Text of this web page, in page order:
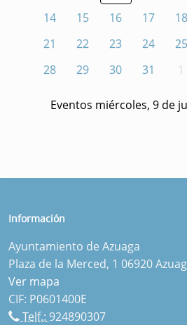
14
15 16 17 18
21
22 23 24 25
28
29 30 31 1
Eventos miércoles, 9 de
Información
Ayuntamiento de Azuaga
Plaza de la Merced, 1 06920
Ver mapa
CIF: P0601400E
Telf.: 924890307